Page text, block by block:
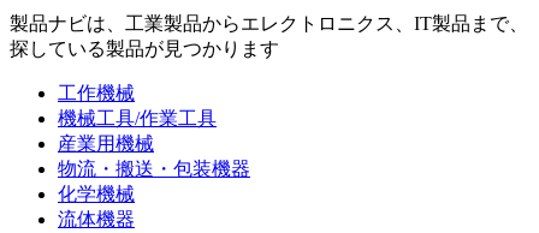
製品ナビは、工業製品からエレクトロニクス、IT製品まで、
探している製品が見つかります
工作機械
機械工具/作業工具
産業用機械
物流・搬送・包装機器
化学機械
流体機器